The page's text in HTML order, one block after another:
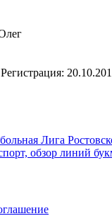
Регистрация:
Лига
обзор линий